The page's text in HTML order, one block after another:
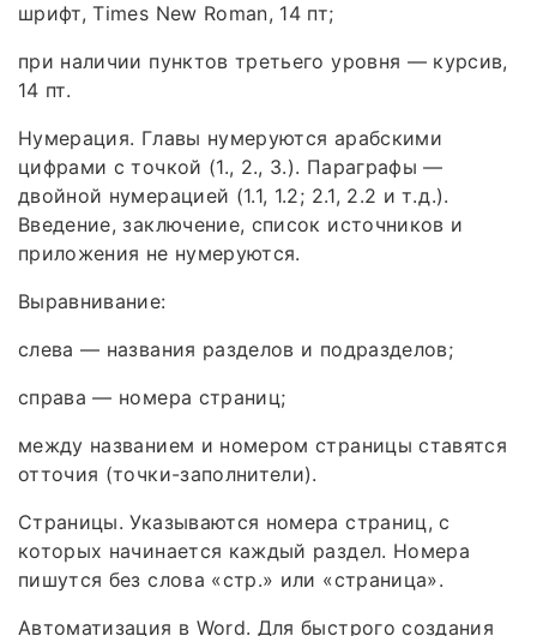
шрифт, Times New Roman, 14 пт;
при наличии пунктов третьего уровня — курсив,
14 пт.
Нумерация. Главы нумеруются арабскими
цифрами с точкой (1., 2., 3.). Параграфы —
двойной нумерацией (1.1, 1.2; 2.1, 2.2 и т. д.).
Введение, заключение, список источников и
приложения не нумеруются.
Выравнивание:
слева — названия разделов и подразделов;
справа — номера страниц;
между названием и номером страницы ставятся
отточия (точки-заполнители).
Страницы. Указываются номера страниц, с
которых начинается каждый раздел. Номера
пишутся без слова «стр.» или «страница».
Автоматизация в Word. Для быстрого создания